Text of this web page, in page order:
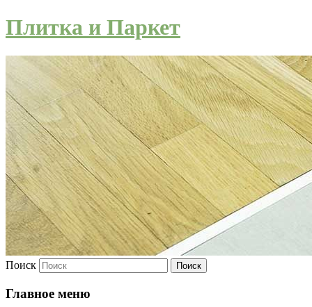
Плитка и Паркет
Поиск
Главное меню